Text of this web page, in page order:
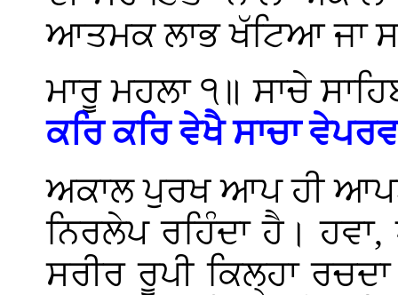
ਆਤਮਕ ਲਾਭ ਖੱਟਿਆ ਜਾ
ਮਾਰੂ ਮਹਲਾ ੧॥ ਸਾਚੇ
ਕਰਿ ਕਰਿ ਵੇਖੈ ਸਾਚਾ
ਅਕਾਲ ਪੁਰਖ ਆਪ ਹੀ
ਨਿਰਲੇਪ ਰਹਿੰਦਾ ਹੈ।
ਸਰੀਰ ਰੂਪੀ ਕਿਲ੍ਹਾ